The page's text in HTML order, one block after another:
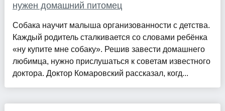
нужен домашний питомец
Собака научит малыша организованности с детства.
Каждый родитель сталкивается со словами ребёнка
«ну купите мне собаку». Решив завести домашнего
любимца, нужно прислушаться к советам известного
доктора. Доктор Комаровский рассказал, когд...